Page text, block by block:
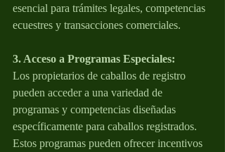
esencial para trámites legales, competencias
ecuestres y transacciones comerciales.
3. Acceso a Programas Especiales:
Los propietarios de caballos de registro
pueden acceder a una variedad de
programas y competencias diseñadas
específicamente para caballos registrados.
Estos programas pueden ofrecer incentivos